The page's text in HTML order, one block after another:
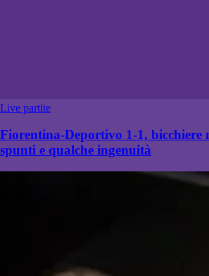
Live partite
Fiorentina-Deportivo 1-1, bicchiere
spunti e qualche ingenuità